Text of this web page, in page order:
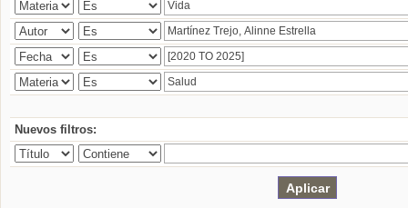
Nuevos filtros: